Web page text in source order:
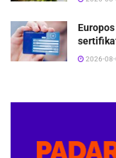
2026-08-